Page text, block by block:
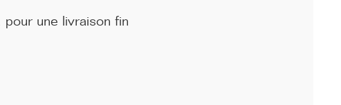
une livraison fin